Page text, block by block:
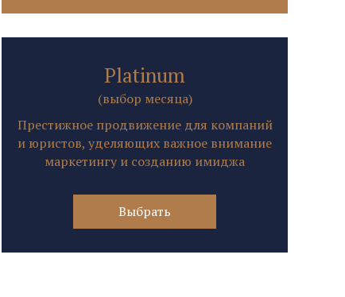
Platinum
(выбор месяца)
Престижное продвижение для компаний
и юристов, уделяющих важное внимание
маркетингу и созданию имиджа
Выбрать